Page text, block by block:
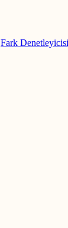
Fark Denetleyicisi